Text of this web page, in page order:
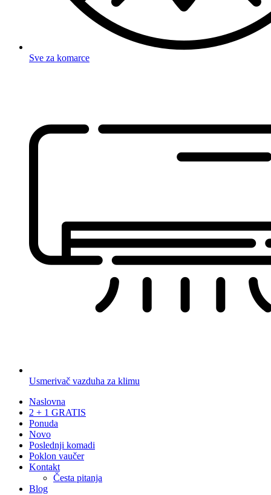
Sve za komarce
Usmerivač vazduha za klimu
Naslovna
2 + 1 GRATIS
Ponuda
Novo
Poslednji komadi
Poklon vaučer
Kontakt
Česta pitanja
Blog